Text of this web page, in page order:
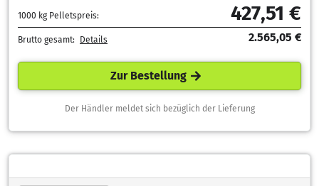
1000 kg Pelletspreis: 427,51 €
Brutto gesamt: Details 2.565,05 €
Zur Bestellung
Der Händler meldet sich bezüglich der Lieferung